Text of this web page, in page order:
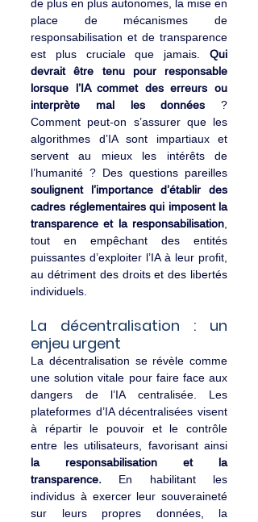
de plus en plus autonomes, la mise en
place de mécanismes de
responsabilisation et de transparence
est plus cruciale que jamais. Qui
devrait être tenu pour responsable
lorsque l’IA commet des erreurs ou
interprète mal les données ?
Comment peut-on s’assurer que les
algorithmes d’IA sont impartiaux et
servent au mieux les intérêts de
soulignent l’importance d’établir des
cadres réglementaires qui imposent la
transparence et la responsabilisation
tout en empêchant des entités
puissantes d’exploiter l’IA à leur profit,
au détriment des droits et des libertés
individuels.
La décentralisation : un
enjeu urgent
La décentralisation se révèle comme
une solution vitale pour faire face aux
dangers de l’IA centralisée. Les
plateformes d’IA décentralisées visent
à répartir le pouvoir et le contrôle
la responsabilisation et la
transparence. En habilitant les
individus à exercer leur souveraineté
sur leurs propres données, la